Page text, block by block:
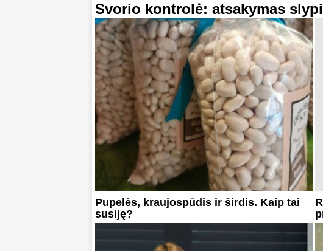
Svorio kontrolė: atsakymas
Pupelės, kraujospūdis ir širdis. Kaip tai
susiję?